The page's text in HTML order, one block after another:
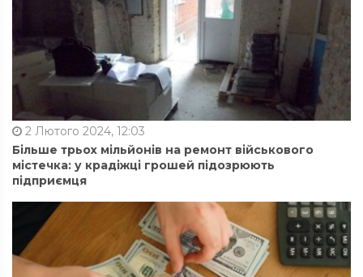
2 Лютого 2024, 12:03
Більше трьох мільйонів на ремонт військового
містечка: у крадіжці грошей підозрюють
підприємця